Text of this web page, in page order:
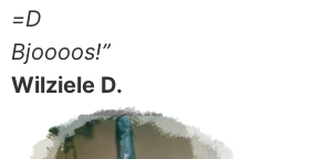
=D
Bjoooos!”
Wilziele D.